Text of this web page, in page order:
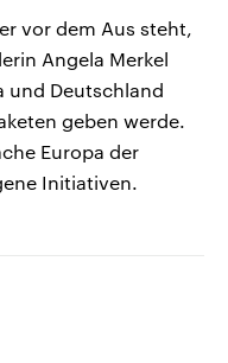
vor dem Aus steht,
Angela Merkel
und Deutschland
geben werde.
Europa der
Initiativen.